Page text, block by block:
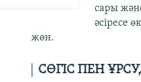
сары
әсіресе
жөн.
СӨГІС ПЕН